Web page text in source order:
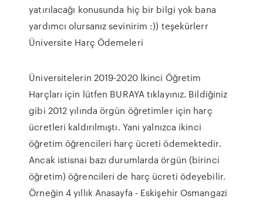
yatırılacağı konusunda hiç bir bilgi yok bana
yardımcı olursanız sevinirim :)) teşekürlerr
Üniversite Harç Ödemeleri
Üniversitelerin 2019-2020 İkinci Öğretim
Harçları için lütfen BURAYA tıklayınız. Bildiğiniz
gibi 2012 yılında örgün öğretimler için harç
ücretleri kaldırılmıştı. Yani yalnızca ikinci
öğretim öğrencileri harç ücreti ödemektedir.
Ancak istisnai bazı durumlarda örgün (birinci
öğretim) öğrencileri de harç ücreti ödeyebilir.
Örneğin 4 yıllık Anasayfa - Eskişehir Osmangazi